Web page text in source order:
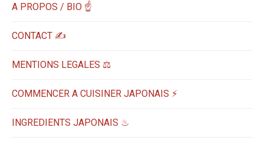
A PROPOS / BIO ☝
CONTACT ✍️
MENTIONS LEGALES ⚖️
COMMENCER A CUISINER JAPONAIS ⚡
INGREDIENTS JAPONAIS ♨